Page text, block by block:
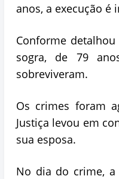
anos, a execução é
Conforme
sogra, de 79
sobreviveram.
Os crimes foram
Justiça levou em
sua esposa.
No dia do crime,